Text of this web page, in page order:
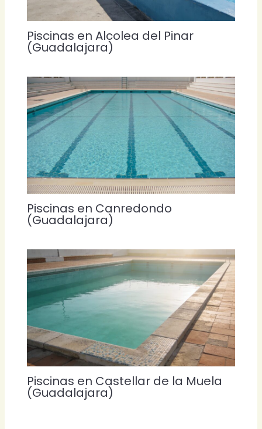
Piscinas en Alcolea del Pinar
(Guadalajara)
Piscinas en Canredondo
(Guadalajara)
Piscinas en Castellar de la Muela
(Guadalajara)